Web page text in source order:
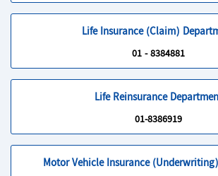
Life Insurance (Claim)
01 - 8384881
Life Reinsurance
01-8386919
Motor Vehicle Insurance